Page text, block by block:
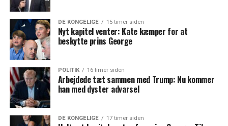
DE KONGELIGE 15 timer siden
Nyt kapitel venter: Kate kæmper for at
beskytte prins George
POLITIK 16 timer siden
Arbejdede tæt sammen med Trump: Nu kommer
han med dyster advarsel
DE KONGELIGE 17 timer siden